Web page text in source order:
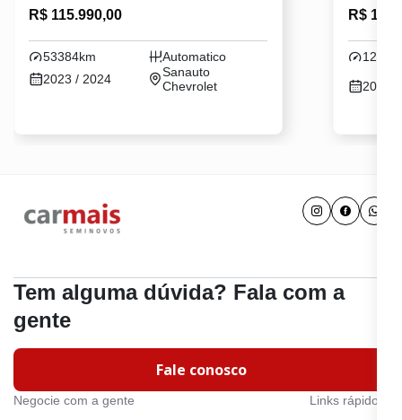
R$ 115.990,00
53384km
Automatico
2023 / 2024
Sanauto
Chevrolet
R$
2023 /
Tem alguma dúvida? Fala com a
gente
Fale conosco
Negocie com a gente Links rápidos